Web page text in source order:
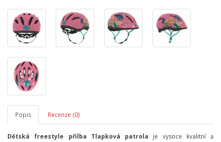
Popis Recenze (0)
Dětská freestyle přilba Tlapková patrola je vysoce kvalitní a